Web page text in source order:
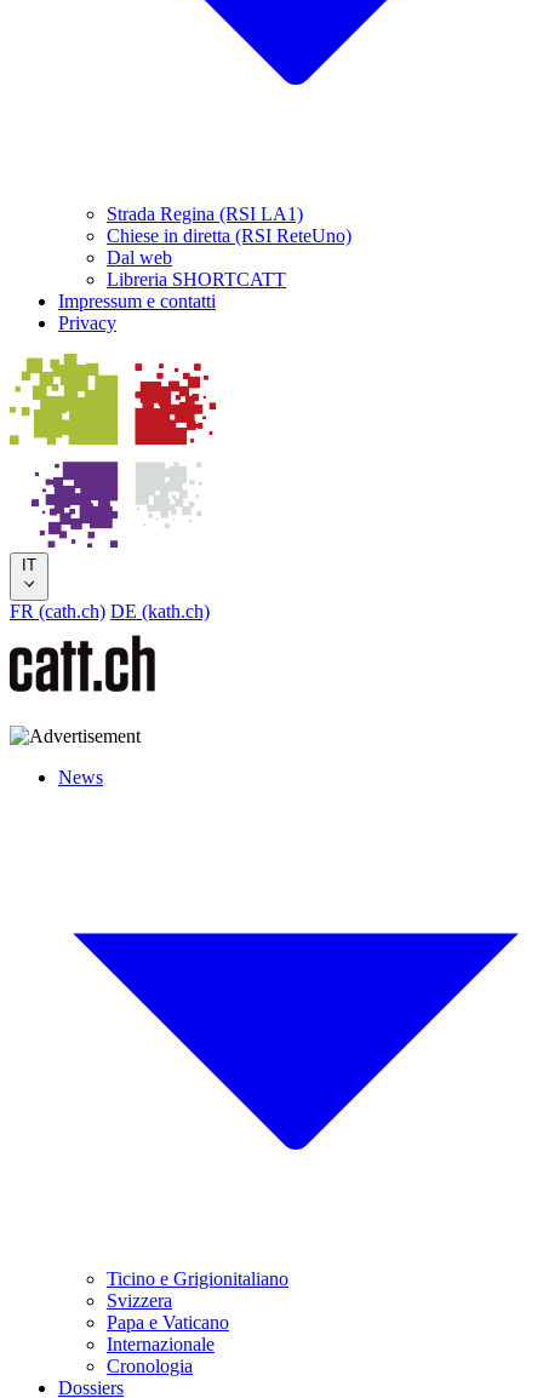
Strada Regina (RSI LA1)
Chiese in diretta (RSI ReteUno)
Dal web
Libreria SHORTCATT
Impressum e contatti
Privacy
IT
FR (cath.ch) DE (kath.ch)
News
Ticino e Grigionitaliano
Svizzera
Papa e Vaticano
Internazionale
Cronologia
Dossiers